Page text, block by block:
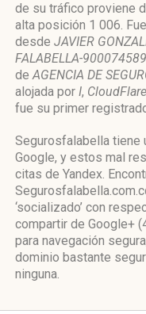
de su tráfico proviene
alta posición 1 006.
desde JAVIER
FALABELLA-
deAGENCIA DE
alojada por I,
fue su primer
Segurosfalabella tiene
Google, y estos mal
citas de Yandex.
‘socializado’ con
compartir de Google+
para navegación
dominio bastante
ninguna.